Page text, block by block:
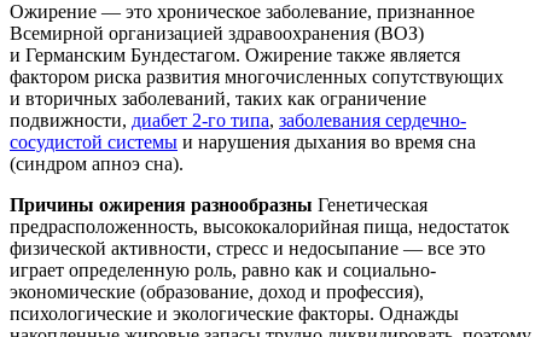
Ожирение — это хроническое заболевание, признанное
Всемирной организацией здравоохранения (ВОЗ)
и Германским Бундестагом. Ожирение также является
фактором риска развития многочисленных сопутствующих
и вторичных заболеваний, таких как ограничение
подвижности, диабет 2-го типа, заболевания сердечно-
сосудистой системы и нарушения дыхания во время сна
(синдром апноэ сна).
Причины ожирения разнообразны Генетическая
предрасположенность, высококалорийная пища, недостаток
физической активности, стресс и недосыпание — все это
играет определенную роль, равно как и социально-
экономические (образование, доход и профессия),
психологические и экологические факторы. Однажды